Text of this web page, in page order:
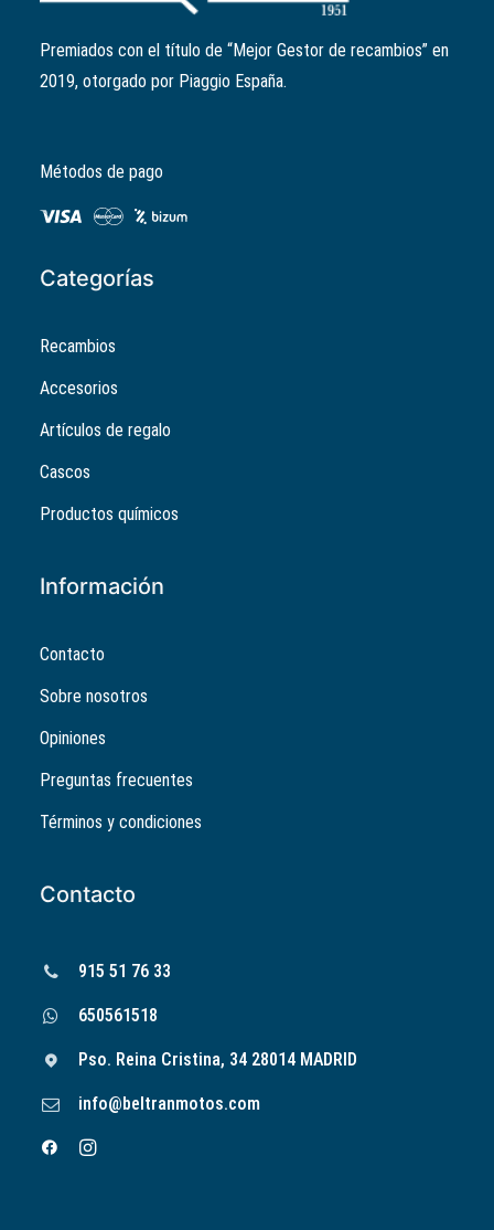
3,09
original
era:
El
actual
Premiados con el título de “Mejor Gestor de recambios” en
2019, otorgado por Piaggio España.
Métodos de pago
Categorías
Recambios
Accesorios
Artículos de regalo
Cascos
Productos químicos
Información
Contacto
Sobre nosotros
Opiniones
Preguntas frecuentes
Términos y condiciones
Contacto
915 51 76 33
650561518
Pso. Reina Cristina, 34 28014 MADRID
info@beltranmotos.com